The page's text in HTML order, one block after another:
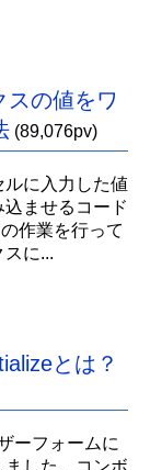
の値をワ
(89,076pv)
に入力した値
ませるコード
作業を行って
に...
とは？
ーフォームに
した。コンボ